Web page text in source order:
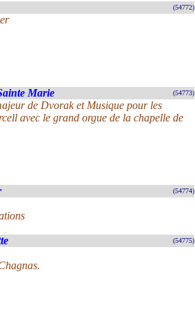
(54772)
Marie (54773)
de Dvorak et Musique pour les
avec le grand orgue de la chapelle de
(54774)
(54775)